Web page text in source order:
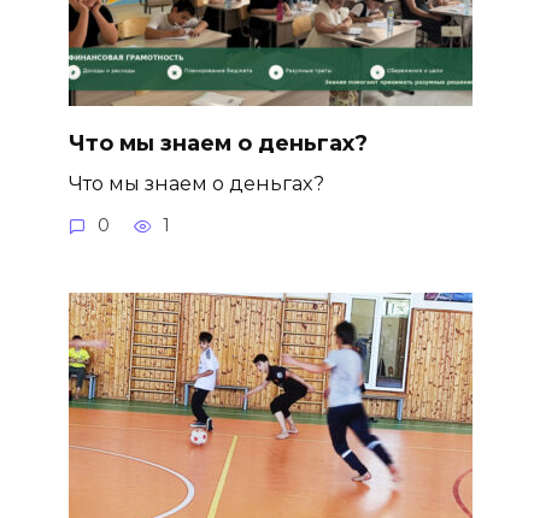
Что мы знаем о деньгах?
Что мы знаем о деньгах?
0 1